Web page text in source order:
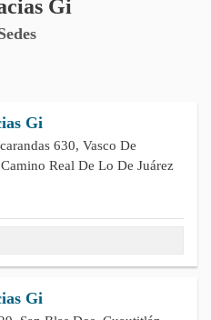
Gi
Gi
630, Vasco De
Real De Lo De Juárez
Gi